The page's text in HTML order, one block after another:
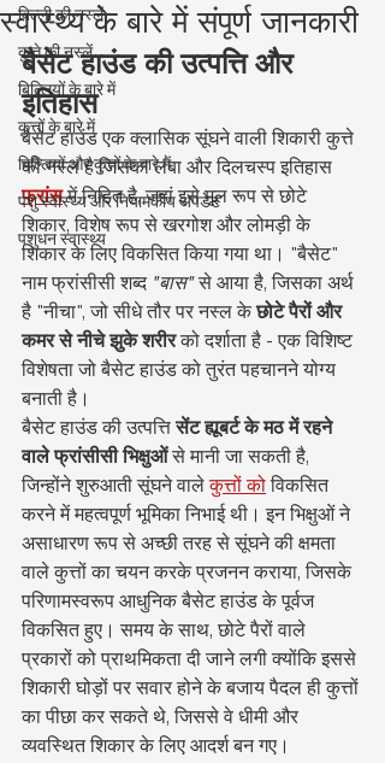
बिल्ली की नस्लें
कुत्ते की नस्लें
बिल्लियों के बारे में
कुत्तों के बारे में
बिल्लियों और कुत्तों के बारे में
पशु स्वास्थ्य और नियामकीय अपडेट
पशुधन स्वास्थ्य
स्वास्थ्य के बारे में संपूर्ण जानकारी
बैसेट हाउंड की उत्पत्ति और
इतिहास
बैसेट हाउंड एक क्लासिक सूंघने वाली शिकारी कुत्ते
की नस्ल है जिसका लंबा और दिलचस्प इतिहास
फ्रांस में निहित है, जहां इसे मूल रूप से छोटे
शिकार, विशेष रूप से खरगोश और लोमड़ी के
शिकार के लिए विकसित किया गया था। "बैसेट"
नाम फ्रांसीसी शब्द "बास" से आया है, जिसका अर्थ
है "नीचा", जो सीधे तौर पर नस्ल के छोटे पैरों और
कमर से नीचे झुके शरीर को दर्शाता है - एक विशिष्ट
विशेषता जो बैसेट हाउंड को तुरंत पहचानने योग्य
बनाती है।
बैसेट हाउंड की उत्पत्ति सेंट ह्यूबर्ट के मठ में रहने
वाले फ्रांसीसी भिक्षुओं से मानी जा सकती है,
जिन्होंने शुरुआती सूंघने वाले कुत्तों को विकसित
करने में महत्वपूर्ण भूमिका निभाई थी। इन भिक्षुओं ने
असाधारण रूप से अच्छी तरह से सूंघने की क्षमता
वाले कुत्तों का चयन करके प्रजनन कराया, जिसके
परिणामस्वरूप आधुनिक बैसेट हाउंड के पूर्वज
विकसित हुए। समय के साथ, छोटे पैरों वाले
प्रकारों को प्राथमिकता दी जाने लगी क्योंकि इससे
शिकारी घोड़ों पर सवार होने के बजाय पैदल ही कुत्तों
का पीछा कर सकते थे, जिससे वे धीमी और
व्यवस्थित शिकार के लिए आदर्श बन गए।